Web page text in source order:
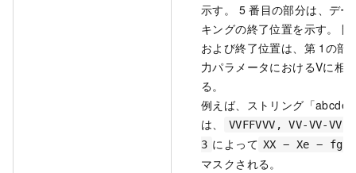
示す。 5 番目の部分は、デー
キングの終了位置を示す。
および終了位置は、第 1の部
力パラメータにおけるVに相
る。
例えば、ストリング「
は、
VVFFVVV, VV-VV-
3 によって XX − Xe − fg
マスクされる。